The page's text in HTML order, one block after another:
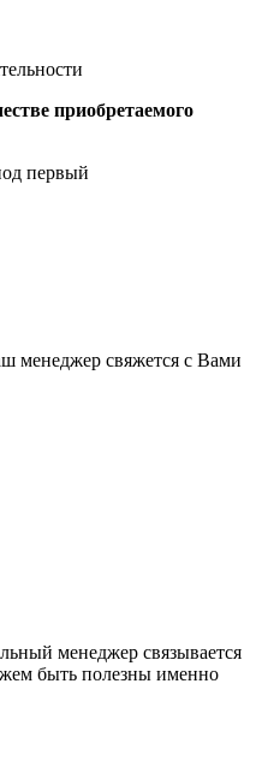
приобретаемого
первый
менеджер свяжется с Вами
менеджер связывается
быть полезны именно